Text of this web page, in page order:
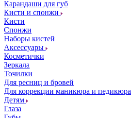
Карандаши для губ
Кисти и спонжи
Кисти
Спонжи
Наборы кистей
Аксессуары
Косметички
Зеркала
Точилки
Для ресниц и бровей
Для коррекции маникюра и педикюра
Детям
Глаза